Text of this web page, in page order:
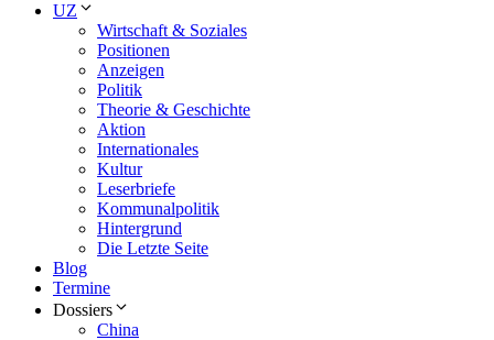
UZ
Wirtschaft & Soziales
Positionen
Anzeigen
Politik
Theorie & Geschichte
Aktion
Internationales
Kultur
Leserbriefe
Kommunalpolitik
Hintergrund
Die Letzte Seite
Blog
Termine
Dossiers
China